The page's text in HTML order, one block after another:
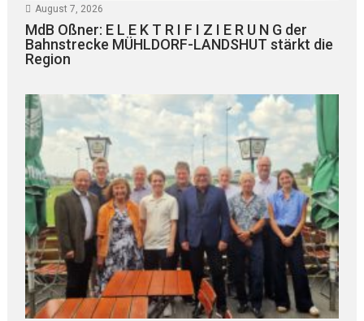
August 7, 2026
MdB Oßner: E L E K T R I F I Z I E R U N G der
Bahnstrecke MÜHLDORF-LANDSHUT stärkt die
Region